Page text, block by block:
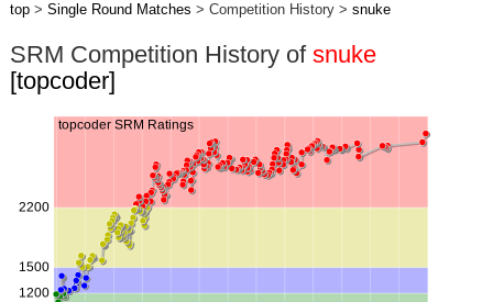
top> Single Round Matches > Competition History > snuke
SRM Competition History of snuke
[topcoder]